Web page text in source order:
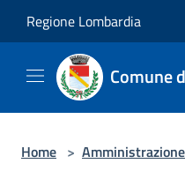
Regione Lombardia
Comune
Home > Amministrazione